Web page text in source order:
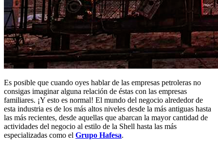
Es posible que cuando oyes hablar de las empresas petroleras no
consigas imaginar alguna relación de éstas con las empresas
familiares. ¡Y esto es normal! El mundo del negocio alrededor de
esta industria es de los más altos niveles desde la más antiguas hasta
las más recientes, desde aquellas que abarcan la mayor cantidad de
actividades del negocio al estilo de la Shell hasta las más
especializadas como el Grupo Hafesa.